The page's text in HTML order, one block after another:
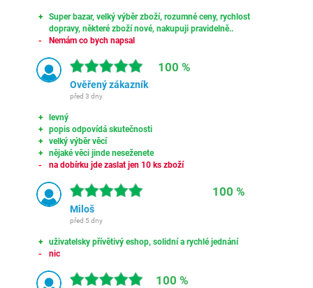
Super bazar, velký výběr zboží, rozumné ceny, rychlost
dopravy, některé zboží nové, nakupuji pravidelně..
Nemám co bych napsal
100 %
Ověřený zákazník
před 3 dny
levný
popis odpovídá skutečnosti
velký výběr věcí
nějaké věci jinde neseženete
na dobírku jde zaslat jen 10 ks zboží
100 %
Miloš
před 5 dny
uživatelsky přívětivý eshop, solidní a rychlé jednání
nic
100 %